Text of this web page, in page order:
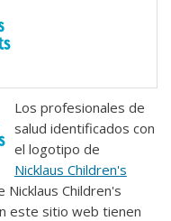
Los profesionales de
salud identificados con
el logotipo de
Nicklaus Children's
Nicklaus Children's
este sitio web tienen